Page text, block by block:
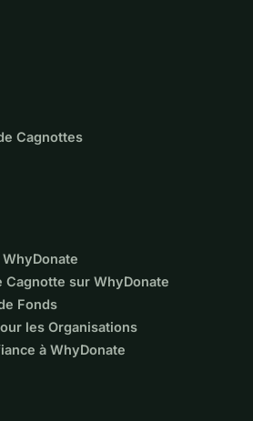
merci.
Cagnottes
Cagnotte sur WhyDonate
Fonds
les Organisations
à WhyDonate